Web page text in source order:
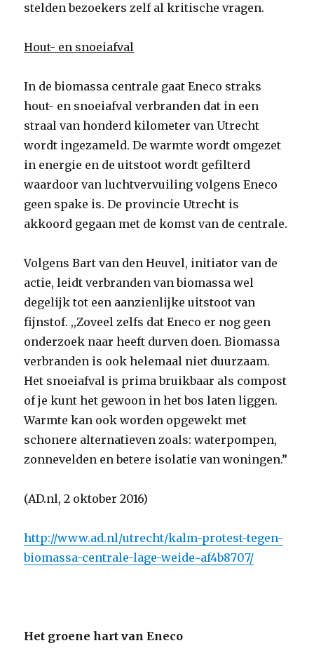
stelden bezoekers zelf al kritische vragen.
Hout- en snoeiafval
In de biomassa centrale gaat Eneco straks
hout- en snoeiafval verbranden dat in een
straal van honderd kilometer van Utrecht
wordt ingezameld. De warmte wordt omgezet
in energie en de uitstoot wordt gefilterd
waardoor van luchtvervuiling volgens Eneco
geen spake is. De provincie Utrecht is
akkoord gegaan met de komst van de centrale.
Volgens Bart van den Heuvel, initiator van de
actie, leidt verbranden van biomassa wel
degelijk tot een aanzienlijke uitstoot van
fijnstof. ,,Zoveel zelfs dat Eneco er nog geen
onderzoek naar heeft durven doen. Biomassa
verbranden is ook helemaal niet duurzaam.
Het snoeiafval is prima bruikbaar als compost
of je kunt het gewoon in het bos laten liggen.
Warmte kan ook worden opgewekt met
schonere alternatieven zoals: waterpompen,
zonnevelden en betere isolatie van woningen.”
(AD.nl, 2 oktober 2016)
http://www.ad.nl/utrecht/kalm-protest-tegen-
biomassa-centrale-lage-weide~af4b8707/
Het groene hart van Eneco